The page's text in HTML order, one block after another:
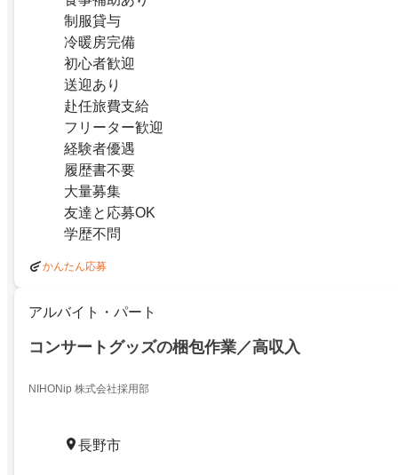
制服貸与
冷暖房完備
初心者歓迎
送迎あり
赴任旅費支給
フリーター歓迎
経験者優遇
履歴書不要
大量募集
友達と応募OK
学歴不問
かんたん応募
アルバイト・パート
コンサートグッズの梱包作業／高収入
NIHONip 株式会社採用部
長野市